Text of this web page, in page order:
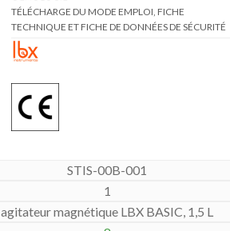
TÉLÉCHARGE DU MODE EMPLOI, FICHE
TECHNIQUE ET FICHE DE DONNÉES DE SÉCURITÉ
STIS-00B-001
1
agitateur magnétique LBX BASIC, 1,5 L